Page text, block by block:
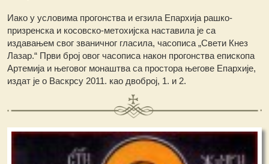
Иако у условима прогонства и егзила Епархија рашко-
призренска и косовско-метохијска наставила је са
издавањем свог званичног гласила, часописа „Свети Кнез
Лазар.“ Први број овог часописа након прогонства епископа
Артемија и његовог монаштва са простора његове Епархије,
издат је о Васкрсу 2011. као двоброј, 1. и 2.